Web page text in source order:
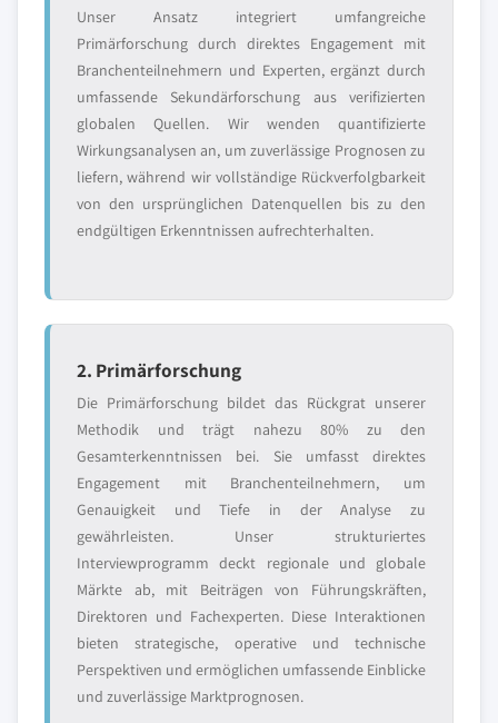
Unser Ansatz integriert umfangreiche
Primärforschung durch direktes Engagement mit
Branchenteilnehmern und Experten, ergänzt durch
umfassende Sekundärforschung aus verifizierten
globalen Quellen. Wir wenden quantifizierte
Wirkungsanalysen an, um zuverlässige Prognosen zu
liefern, während wir vollständige Rückverfolgbarkeit
von den ursprünglichen Datenquellen bis zu den
endgültigen Erkenntnissen aufrechterhalten.
2. Primärforschung
Die Primärforschung bildet das Rückgrat unserer
Methodik und trägt nahezu 80% zu den
Gesamterkenntnissen bei. Sie umfasst direktes
Engagement mit Branchenteilnehmern, um
Genauigkeit und Tiefe in der Analyse zu
gewährleisten. Unser strukturiertes
Interviewprogramm deckt regionale und globale
Märkte ab, mit Beiträgen von Führungskräften,
Direktoren und Fachexperten. Diese Interaktionen
bieten strategische, operative und technische
Perspektiven und ermöglichen umfassende Einblicke
und zuverlässige Marktprognosen.